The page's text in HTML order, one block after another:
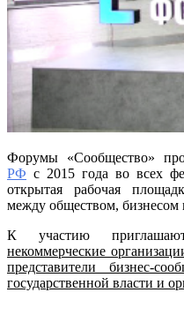
Форумы «Сообщество»
РФ с 2015 года во всех
открытая рабочая
между обществом, бизнесом
К участию
некоммерческие
представители бизнес-
государственной власти и